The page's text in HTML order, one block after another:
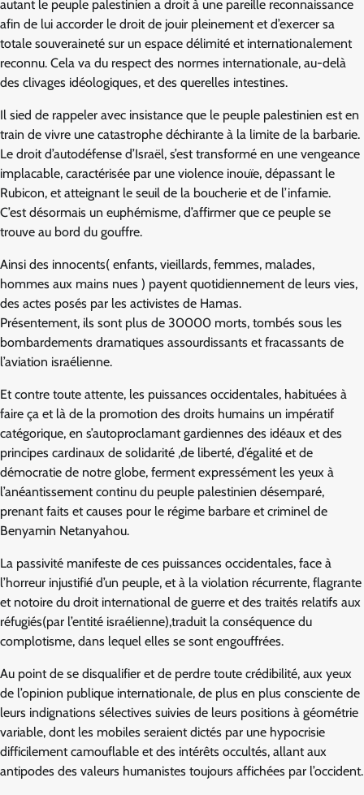
autant le peuple palestinien a droit à une pareille reconnaissance
afin de lui accorder le droit de jouir pleinement et d’exercer sa
totale souveraineté sur un espace délimité et internationalement
reconnu. Cela va du respect des normes internationale, au-delà
des clivages idéologiques, et des querelles intestines.
Il sied de rappeler avec insistance que le peuple palestinien est en
train de vivre une catastrophe déchirante à la limite de la barbarie.
Le droit d’autodéfense d’Israël, s’est transformé en une vengeance
implacable, caractérisée par une violence inouïe, dépassant le
Rubicon, et atteignant le seuil de la boucherie et de l’infamie.
C’est désormais un euphémisme, d’affirmer que ce peuple se
trouve au bord du gouffre.
Ainsi des innocents( enfants, vieillards, femmes, malades,
hommes aux mains nues ) payent quotidiennement de leurs vies,
des actes posés par les activistes de Hamas.
Présentement, ils sont plus de 30000 morts, tombés sous les
bombardements dramatiques assourdissants et fracassants de
l’aviation israélienne.
Et contre toute attente, les puissances occidentales, habituées à
faire ça et là de la promotion des droits humains un impératif
catégorique, en s’autoproclamant gardiennes des idéaux et des
principes cardinaux de solidarité ,de liberté, d’égalité et de
démocratie de notre globe, ferment expressément les yeux à
l’anéantissement continu du peuple palestinien désemparé,
prenant faits et causes pour le régime barbare et criminel de
Benyamin Netanyahou.
La passivité manifeste de ces puissances occidentales, face à
l’horreur injustifié d’un peuple, et à la violation récurrente, flagrante
et notoire du droit international de guerre et des traités relatifs aux
réfugiés(par l’entité israélienne),traduit la conséquence du
complotisme, dans lequel elles se sont engouffrées.
Au point de se disqualifier et de perdre toute crédibilité, aux yeux
de l’opinion publique internationale, de plus en plus consciente de
leurs indignations sélectives suivies de leurs positions à géométrie
variable, dont les mobiles seraient dictés par une hypocrisie
difficilement camouflable et des intérêts occultés, allant aux
antipodes des valeurs humanistes toujours affichées par l’occident.